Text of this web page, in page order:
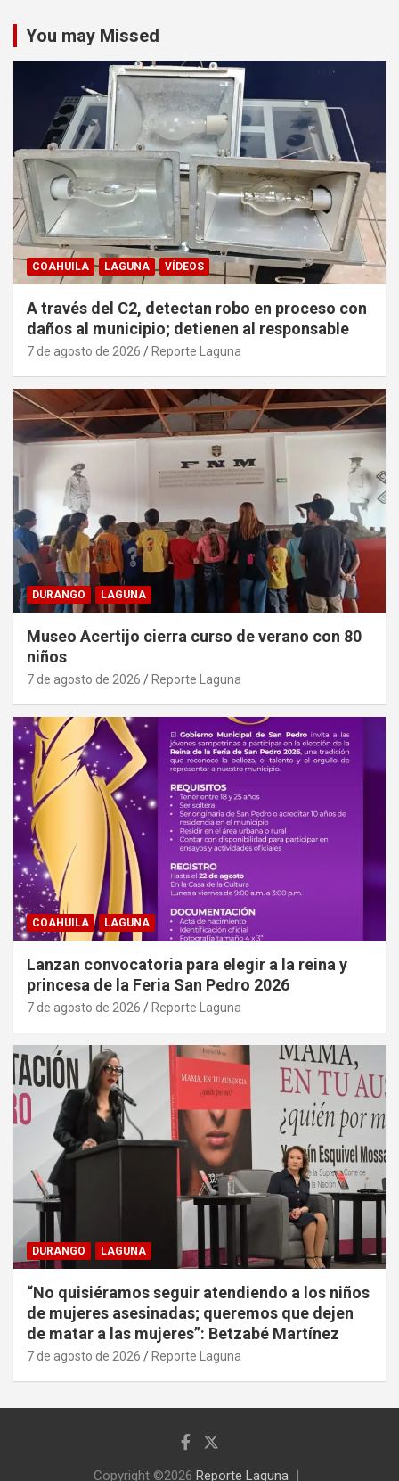
You may Missed
COAHUILA LAGUNA VÍDEOS
A través del C2, detectan robo en proceso con
daños al municipio; detienen al responsable
7 de agosto de 2026 Reporte Laguna
DURANGO LAGUNA
Museo Acertijo cierra curso de verano con 80
niños
7 de agosto de 2026 Reporte Laguna
COAHUILA LAGUNA
Lanzan convocatoria para elegir a la reina y
princesa de la Feria San Pedro 2026
7 de agosto de 2026 Reporte Laguna
DURANGO LAGUNA
“No quisiéramos seguir atendiendo a los niños
de mujeres asesinadas; queremos que dejen
de matar a las mujeres”: Betzabé Martínez
7 de agosto de 2026 Reporte Laguna
Copyright ©2026 Reporte Laguna